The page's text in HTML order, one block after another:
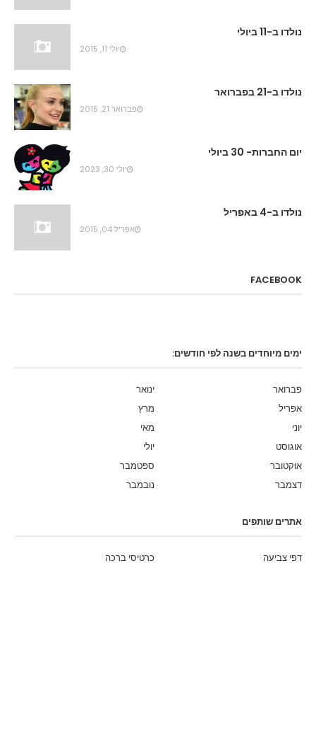
נולדו ב-11 ביולי
יולי 11, 2015
נולדו ב-21 בפברואר
פברואר 21, 2015
יום החברות- 30 ביולי
יולי 30, 2023
נולדו ב-4 באפריל
אפריל 04, 2015
FACEBOOK
ימים מיוחדים בשנה לפי חודשים:
ינואר
פברואר
מרץ
אפריל
מאי
יוני
יולי
אוגוסט
ספטמבר
אוקטובר
נובמבר
דצמבר
אתרים שותפים
כרטיסי ברכה דפי צביעה